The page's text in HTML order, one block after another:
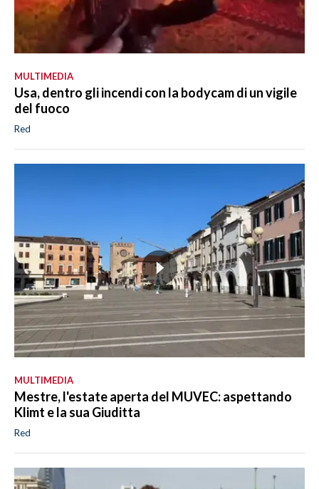
MULTIMEDIA
Usa, dentro gli incendi con la bodycam di un vigile
del fuoco
Red
MULTIMEDIA
Mestre, l'estate aperta del MUVEC: aspettando
Klimt e la sua Giuditta
Red